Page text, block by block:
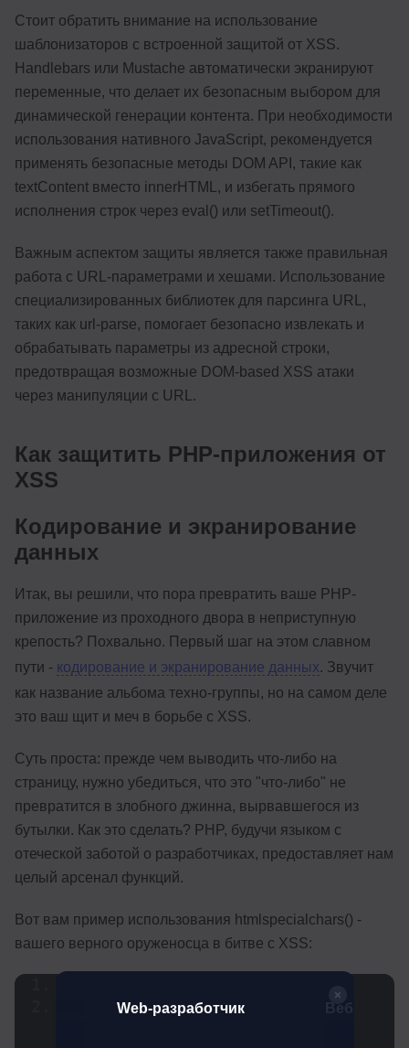
Стоит обратить внимание на использование
шаблонизаторов с встроенной защитой от XSS.
Handlebars или Mustache автоматически экранируют
переменные, что делает их безопасным выбором для
динамической генерации контента. При необходимости
использования нативного JavaScript, рекомендуется
применять безопасные методы DOM API, такие как
textContent вместо innerHTML, и избегать прямого
исполнения строк через eval() или setTimeout().
Важным аспектом защиты является также правильная
работа с URL-параметрами и хешами. Использование
специализированных библиотек для парсинга URL,
таких как url-parse, помогает безопасно извлекать и
обрабатывать параметры из адресной строки,
предотвращая возможные DOM-based XSS атаки
через манипуляции с URL.
Как защитить PHP-приложения от
XSS
Кодирование и экранирование
данных
Итак, вы решили, что пора превратить ваше PHP-
приложение из проходного двора в неприступную
крепость? Похвально. Первый шаг на этом славном
пути - кодирование и экранирование данных. Звучит
как название альбома техно-группы, но на самом деле
это ваш щит и меч в борьбе с XSS.
Суть проста: прежде чем выводить что-либо на
страницу, нужно убедиться, что это "что-либо" не
превратится в злобного джинна, вырвавшегося из
бутылки. Как это сделать? PHP, будучи языком с
отеческой заботой о разработчиках, предоставляет нам
целый арсенал функций.
Вот вам пример использования htmlspecialchars() -
вашего верного оруженосца в битве с XSS:
$user_input =
Web-разработчик Веб-